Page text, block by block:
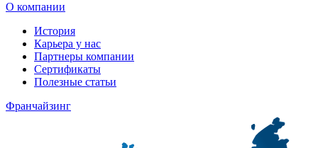
О компании
История
Карьера у нас
Партнеры компании
Сертификаты
Полезные статьи
Франчайзинг